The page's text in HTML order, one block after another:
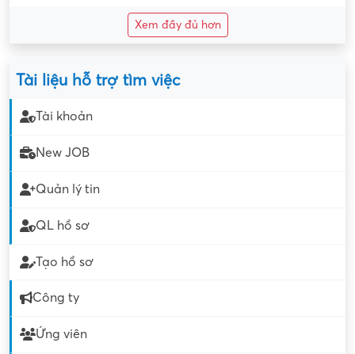
Xem đầy đủ hơn
Tài liệu hỗ trợ tìm việc
Tài khoản
New JOB
Quản lý tin
QL hồ sơ
Tạo hồ sơ
Công ty
Ứng viên